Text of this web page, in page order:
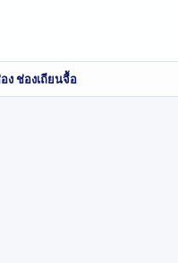
ง ช่องเถียนจื้อ